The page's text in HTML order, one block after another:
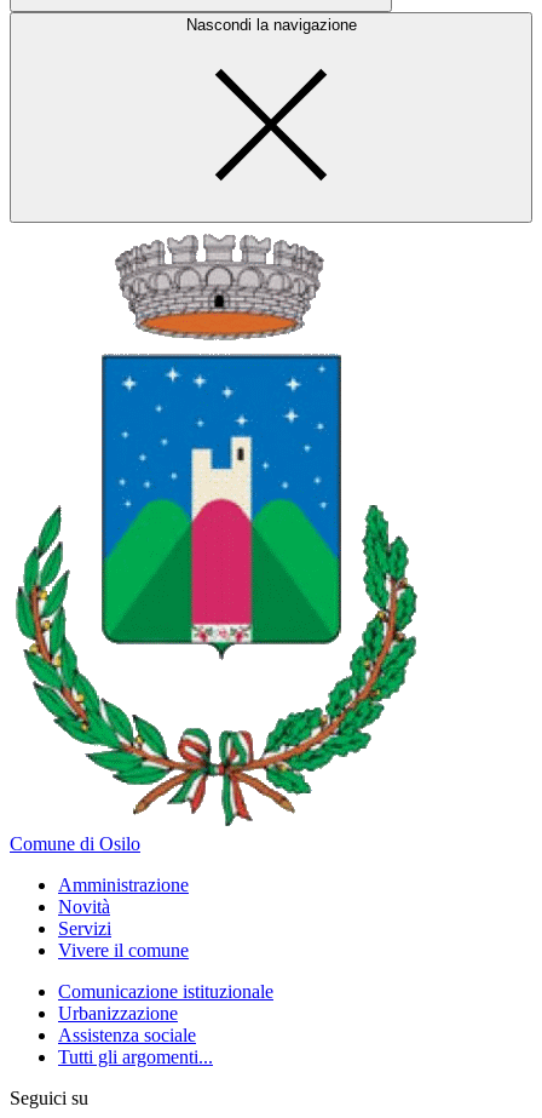
Nascondi la navigazione
Comune di Osilo
Amministrazione
Novità
Servizi
Vivere il comune
Comunicazione istituzionale
Urbanizzazione
Assistenza sociale
Tutti gli argomenti...
Seguici su